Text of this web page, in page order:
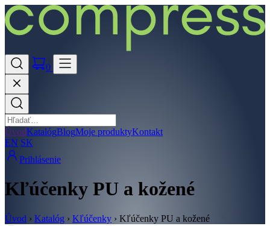
0
ÚvodKatalógBlogMoje produktyKontakt
EN SK
Prihlásenie
Kľúčenky PU a kožené
Úvod › Katalóg › Kľúčenky › Kľúčenky PU a kožené